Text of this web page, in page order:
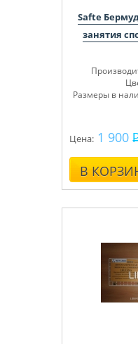
Safte
занятия
Размеры в
Цена: 1 900
В